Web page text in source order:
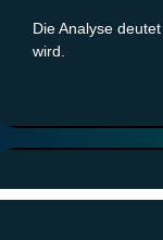
Die Analyse
wird.